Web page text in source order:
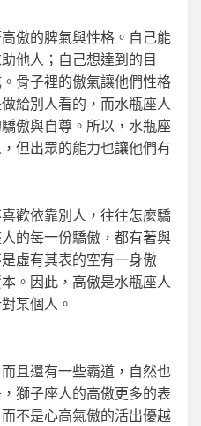
的脾氣與性格。自己能
他人；自己想達到的目
骨子裡的傲氣讓他們性格
給別人看的，而水瓶座人
傲與自尊。所以，水瓶座
但出眾的能力也讓他們有
依靠別人，往往怎麼驕
的每一份驕傲，都有著與
虛有其表的空有一身傲
。因此，高傲是水瓶座人
某個人。
還有一些霸道，自然也
獅子座人的高傲更多的表
不是心高氣傲的活出優越